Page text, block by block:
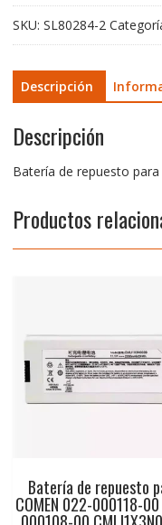
cantidad
SKU: SL80284-2
Descripción
Descripción
Batería de repuesto
Productos
Batería de repuesto
COMEN 022-000118-